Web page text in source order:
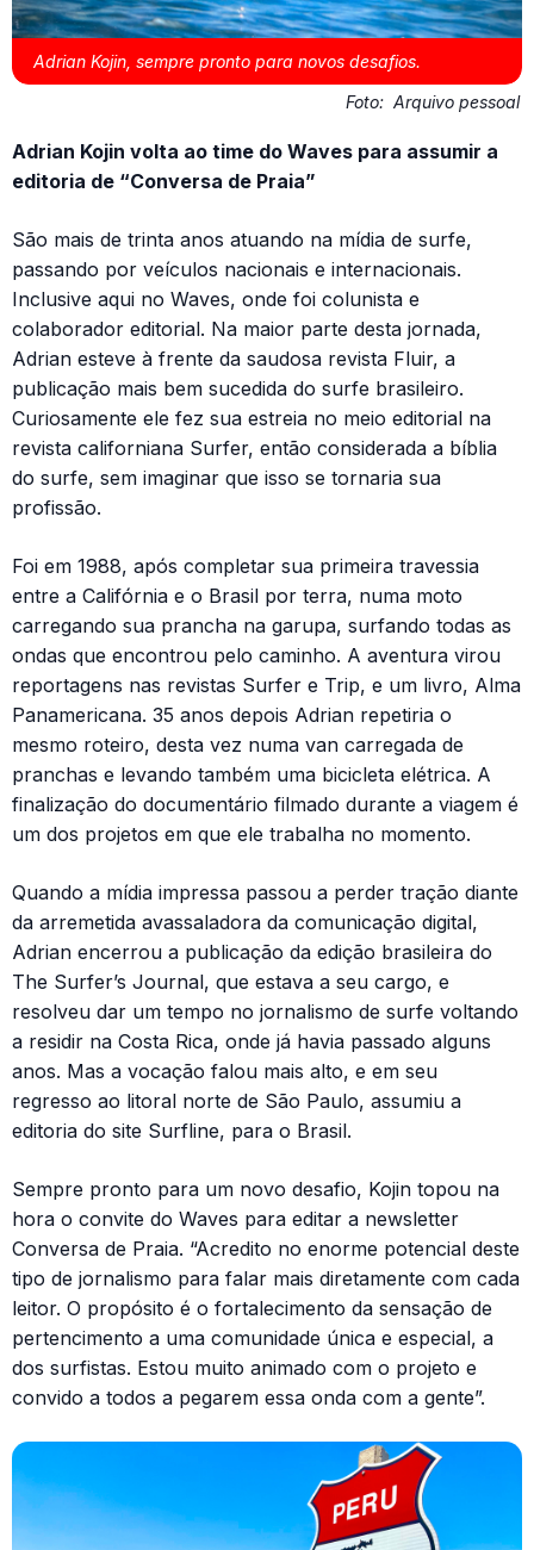
Adrian Kojin, sempre pronto para novos desafios.
Foto: Arquivo pessoal
Adrian Kojin volta ao time do Waves para assumir a
editoria de “Conversa de Praia”
São mais de trinta anos atuando na mídia de surfe,
passando por veículos nacionais e internacionais.
Inclusive aqui no Waves, onde foi colunista e
colaborador editorial. Na maior parte desta jornada,
Adrian esteve à frente da saudosa revista Fluir, a
publicação mais bem sucedida do surfe brasileiro.
Curiosamente ele fez sua estreia no meio editorial na
revista californiana Surfer, então considerada a bíblia
do surfe, sem imaginar que isso se tornaria sua
profissão.
Foi em 1988, após completar sua primeira travessia
entre a Califórnia e o Brasil por terra, numa moto
carregando sua prancha na garupa, surfando todas as
ondas que encontrou pelo caminho. A aventura virou
reportagens nas revistas Surfer e Trip, e um livro, Alma
Panamericana. 35 anos depois Adrian repetiria o
mesmo roteiro, desta vez numa van carregada de
pranchas e levando também uma bicicleta elétrica. A
finalização do documentário filmado durante a viagem é
um dos projetos em que ele trabalha no momento.
Quando a mídia impressa passou a perder tração diante
da arremetida avassaladora da comunicação digital,
Adrian encerrou a publicação da edição brasileira do
The Surfer’s Journal, que estava a seu cargo, e
resolveu dar um tempo no jornalismo de surfe voltando
a residir na Costa Rica, onde já havia passado alguns
anos. Mas a vocação falou mais alto, e em seu
regresso ao litoral norte de São Paulo, assumiu a
editoria do site Surfline, para o Brasil.
Sempre pronto para um novo desafio, Kojin topou na
hora o convite do Waves para editar a newsletter
Conversa de Praia. “Acredito no enorme potencial deste
tipo de jornalismo para falar mais diretamente com cada
leitor. O propósito é o fortalecimento da sensação de
pertencimento a uma comunidade única e especial, a
dos surfistas. Estou muito animado com o projeto e
convido a todos a pegarem essa onda com a gente”.